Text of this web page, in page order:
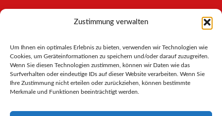
Zustimmung verwalten
Um Ihnen ein optimales Erlebnis zu bieten, verwenden wir Technologien wie
Cookies, um Geräteinformationen zu speichern und/oder darauf zuzugreifen.
Wenn Sie diesen Technologien zustimmen, können wir Daten wie das
Surfverhalten oder eindeutige IDs auf dieser Website verarbeiten. Wenn Sie
Ihre Zustimmung nicht erteilen oder zurückziehen, können bestimmte
Merkmale und Funktionen beeinträchtigt werden.
INFORMATIONEN
AGB
Datenschutz
Cookies-Richtlinie